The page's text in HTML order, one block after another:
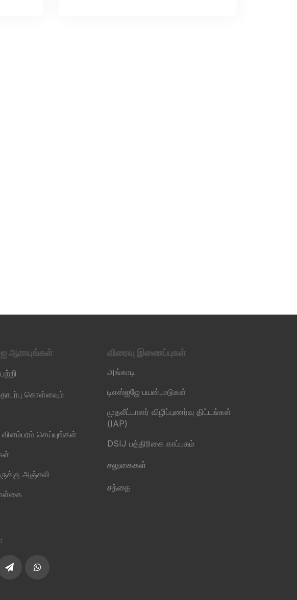
ஆராயுங்கள்
கொள்ளவும்
செய்யுங்கள்
அஞ்சலி
விரைவு இணைப்புகள்
அங்காடி
டிஎஸ்ஐஜே பயன்பாடுகள்
முதலீட்டாளர் விழிப்புணர்வு திட்டங்கள்
(IAP)
DSIJ பத்திரிகை காப்பகம்
சலுகைகள்
சந்தை